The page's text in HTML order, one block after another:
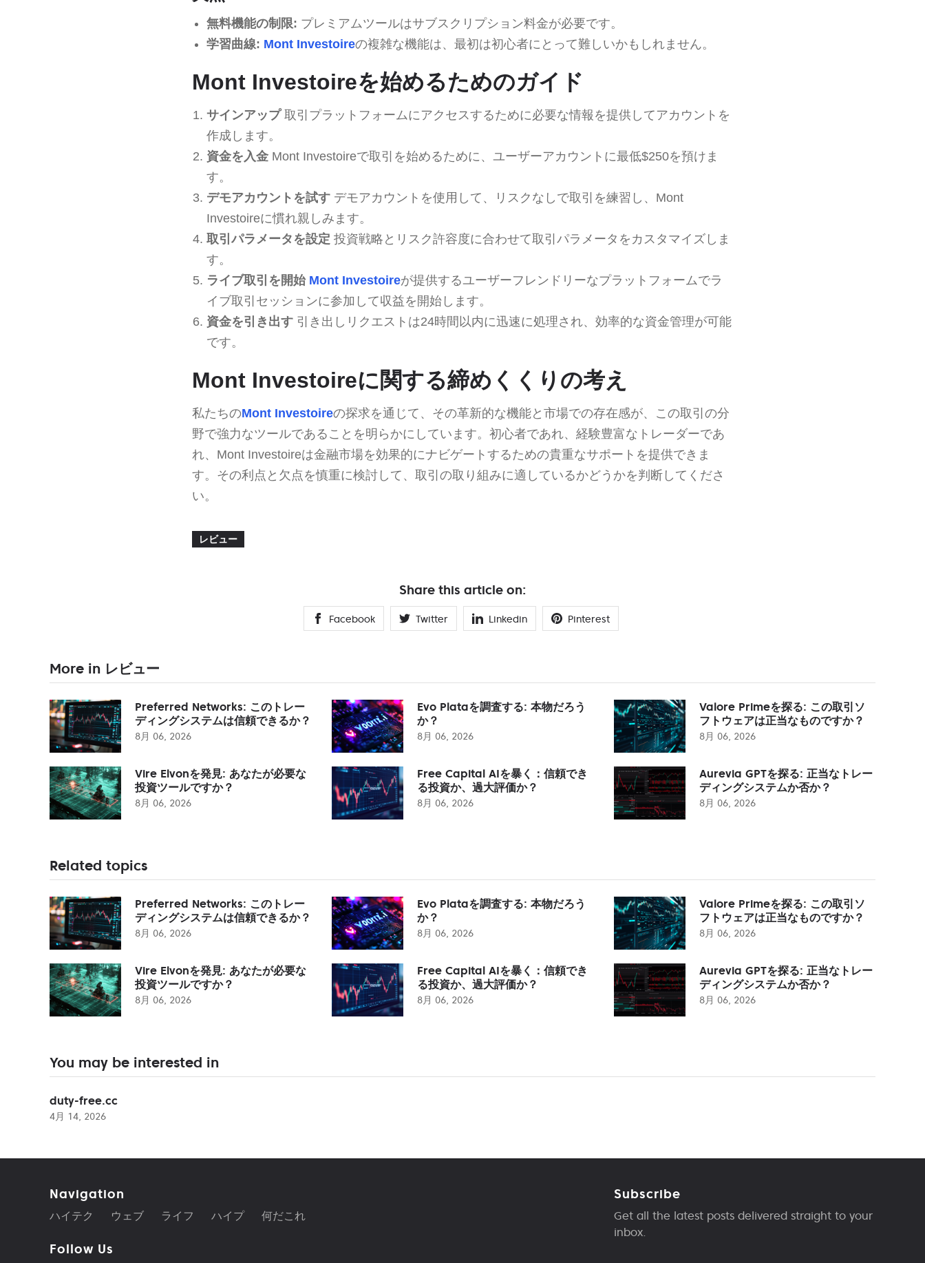
無料機能の制限: プレミアムツールはサブスクリプション料金が必要です。
学習曲線: Mont Investoireの複雑な機能は、最初は初心者にとって難しいかもしれません。
Mont Investoireを始めるためのガイド
サインアップ取引プラットフォームにアクセスするために必要な情報を提供してアカウントを
作成します。
資金を入金Mont Investoireで取引を始めるために、ユーザーアカウントに最低$250を預けま
す。
デモアカウントを試すデモアカウントを使用して、リスクなしで取引を練習し、Mont
Investoireに慣れ親しみます。
取引パラメータを設定 投資戦略とリスク許容度に合わせて取引パラメータをカスタマイズしま
す。
ライブ取引を開始 Mont Investoireが提供するユーザーフレンドリーなプラットフォームでラ
イブ取引セッションに参加して収益を開始します。
資金を引き出す引き出しリクエストは24時間以内に迅速に処理され、効率的な資金管理が可能
です。
Mont Investoireに関する締めくくりの考え
私たちのMont Investoireの探求を通じて、その革新的な機能と市場での存在感が、この取引の分
野で強力なツールであることを明らかにしています。初心者であれ、経験豊富なトレーダーであ
れ、Mont Investoireは金融市場を効果的にナビゲートするための貴重なサポートを提供できま
す。その利点と欠点を慎重に検討して、取引の取り組みに適しているかどうかを判断してくださ
い。
レビュー
Share this article on:
Facebook Twitter Linkedin Pinterest
More in レビュー
Preferred Networks: このトレー
ディングシステムは信頼できるか？
8月 06, 2026
Evo Plataを調査する: 本物だろう
か？
8月 06, 2026
Valore Primeを探る: この取引ソ
フトウェアは正当なものですか？
8月 06, 2026
Vire Elvonを発見: あなたが必要な
投資ツールですか？
8月 06, 2026
Free Capital AIを暴く：信頼でき
る投資か、過大評価か？
8月 06, 2026
Aurevia GPTを探る: 正当なトレー
ディングシステムか否か？
8月 06, 2026
Related topics
Preferred Networks: このトレー
ディングシステムは信頼できるか？
8月 06, 2026
Evo Plataを調査する: 本物だろう
か？
8月 06, 2026
Valore Primeを探る: この取引ソ
フトウェアは正当なものですか？
8月 06, 2026
Vire Elvonを発見: あなたが必要な
投資ツールですか？
8月 06, 2026
Free Capital AIを暴く：信頼でき
る投資か、過大評価か？
8月 06, 2026
Aurevia GPTを探る: 正当なトレー
ディングシステムか否か？
8月 06, 2026
You may be interested in
duty-free.cc
4月 14, 2026
Navigation
ハイテク ウェブ ライフ ハイプ 何だこれ
Follow Us
Subscribe
Get all the latest posts delivered straight to your
inbox.